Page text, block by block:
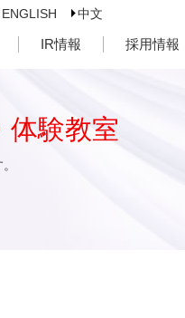
ENGLISH 中文
IR情報 採用情報
体験教室